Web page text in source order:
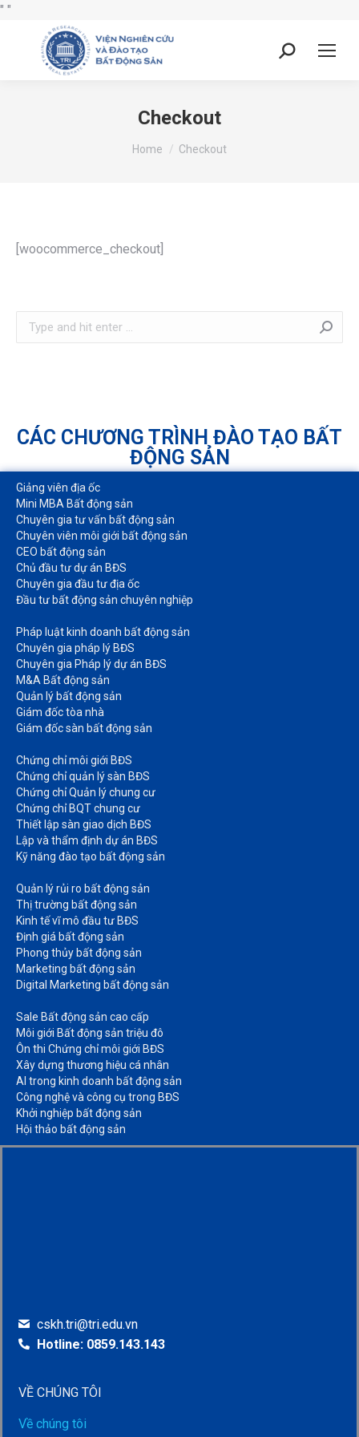
" "
Checkout
You are here:
Home Checkout
[woocommerce_checkout]
CÁC CHƯƠNG TRÌNH ĐÀO TẠO BẤT
ĐỘNG SẢN
Giảng viên địa ốc
Mini MBA Bất động sản
Chuyên gia tư vấn bất động sản
Chuyên viên môi giới bất động sản​
CEO bất động sản
Chủ đầu tư dự án BĐS
Chuyên gia đầu tư địa ốc​
Đầu tư bất động sản chuyên nghiệp
Pháp luật kinh doanh bất động sản​
Chuyên gia pháp lý BĐS
Chuyên gia Pháp lý dự án BĐS
M&A Bất động sản​
Quản lý bất động sản
Giám đốc tòa nhà​
Giám đốc sàn bất động sản
Chứng chỉ môi giới BĐS​
Chứng chỉ quản lý sàn BĐS
Chứng chỉ Quản lý chung cư​
Chứng chỉ BQT chung cư​
Thiết lập sàn giao dịch BĐS​
Lập và thẩm định dự án BĐS​
Kỹ năng đào tạo bất động sản​
Quản lý rủi ro bất động sản​
Thị trường bất động sản​
Kinh tế vĩ mô đầu tư BĐS​
Định giá bất động sản​
Phong thủy bất động sản​
Marketing bất động sản​
Digital Marketing bất động sản​
Sale Bất động sản cao cấp​
Môi giới Bất động sản triệu đô​
Ôn thi Chứng chỉ môi giới BĐS​
Xây dựng thương hiệu cá nhân​
AI trong kinh doanh bất động sản​
Công nghệ và công cụ trong BĐS​
Khởi nghiệp bất động sản​
Hội thảo bất động sản​
cskh.tri@tri.edu.vn
Hotline: 0859.143.143
VỀ CHÚNG TÔI
Về chúng tôi